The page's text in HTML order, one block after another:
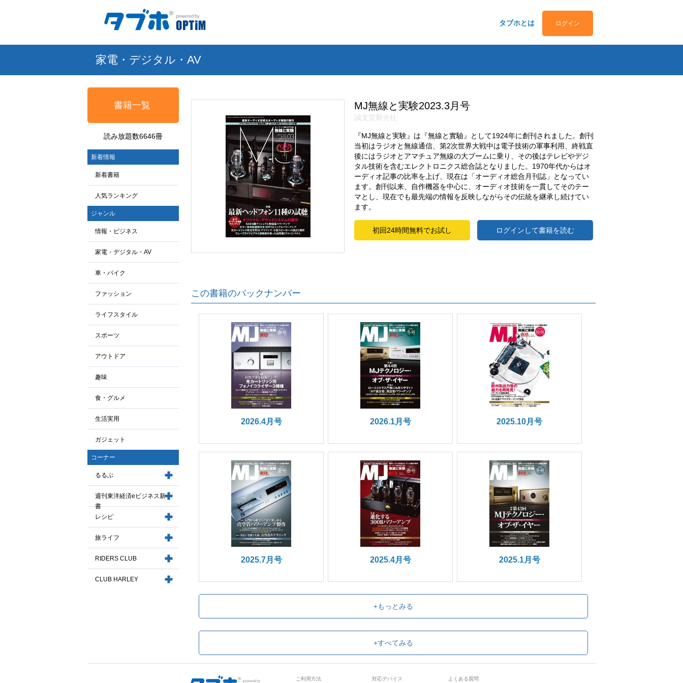
タブホとは ログイン
家電・デジタル・AV
書籍一覧
読み放題数6646冊
新着情報
新着書籍
人気ランキング
ジャンル
情報・ビジネス
家電・デジタル・AV
車・バイク
ファッション
ライフスタイル
スポーツ
アウトドア
趣味
食・グルメ
生活実用
ガジェット
コーナー
るるぶ
週刊東洋経済eビジネス新
書
レシピ
旅ライフ
RIDERS CLUB
CLUB HARLEY
MJ無線と実験2023.3月号
誠文堂新光社
『MJ無線と実験』は『無線と實驗』として1924年に創刊されました。創刊
当初はラジオと無線通信、第2次世界大戦中は電子技術の軍事利用、終戦直
後にはラジオとアマチュア無線の大ブームに乗り、その後はテレビやデジ
タル技術を含むエレクトロニクス総合誌となりました。1970年代からはオ
ーディオ記事の比率を上げ、現在は「オーディオ総合月刊誌」となってい
ます。創刊以来、自作機器を中心に、オーディオ技術を一貫してそのテー
マとし、現在でも最先端の情報を反映しながらその伝統を継承し続けてい
ます。
初回24時間無料でお試し ログインして書籍を読む
この書籍のバックナンバー
2026.4月号 2026.1月号 2025.10月号
2025.7月号 2025.4月号 2025.1月号
+もっとみる
+すべてみる
ご利用方法 対応デバイス よくある質問